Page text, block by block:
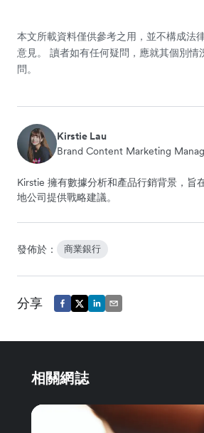
本文所載資料僅供參考之用，並不構成法
意見。 讀者如有任何疑問，應就其個別情
問。
Kirstie Lau
Brand Content Marketing
Kirstie 擁有數據分析和產品行銷背景，旨
地公司提供戰略建議。
發佈於： 商業銀行
分享
相關網誌